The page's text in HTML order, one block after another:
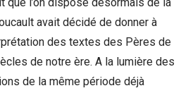
avait décidé de donner à
des textes des Pères de
de notre ère. A la lumière des
de la même période déjà